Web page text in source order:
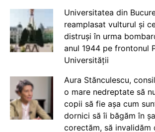
Universitatea din
reamplasat vulturul și
distruși în urma
anul 1944 pe frontonul
Universității
Aura Stănculescu,
o mare nedreptate să
copii să fie așa cum
dornici să îi băgăm în
corectăm, să invalidăm